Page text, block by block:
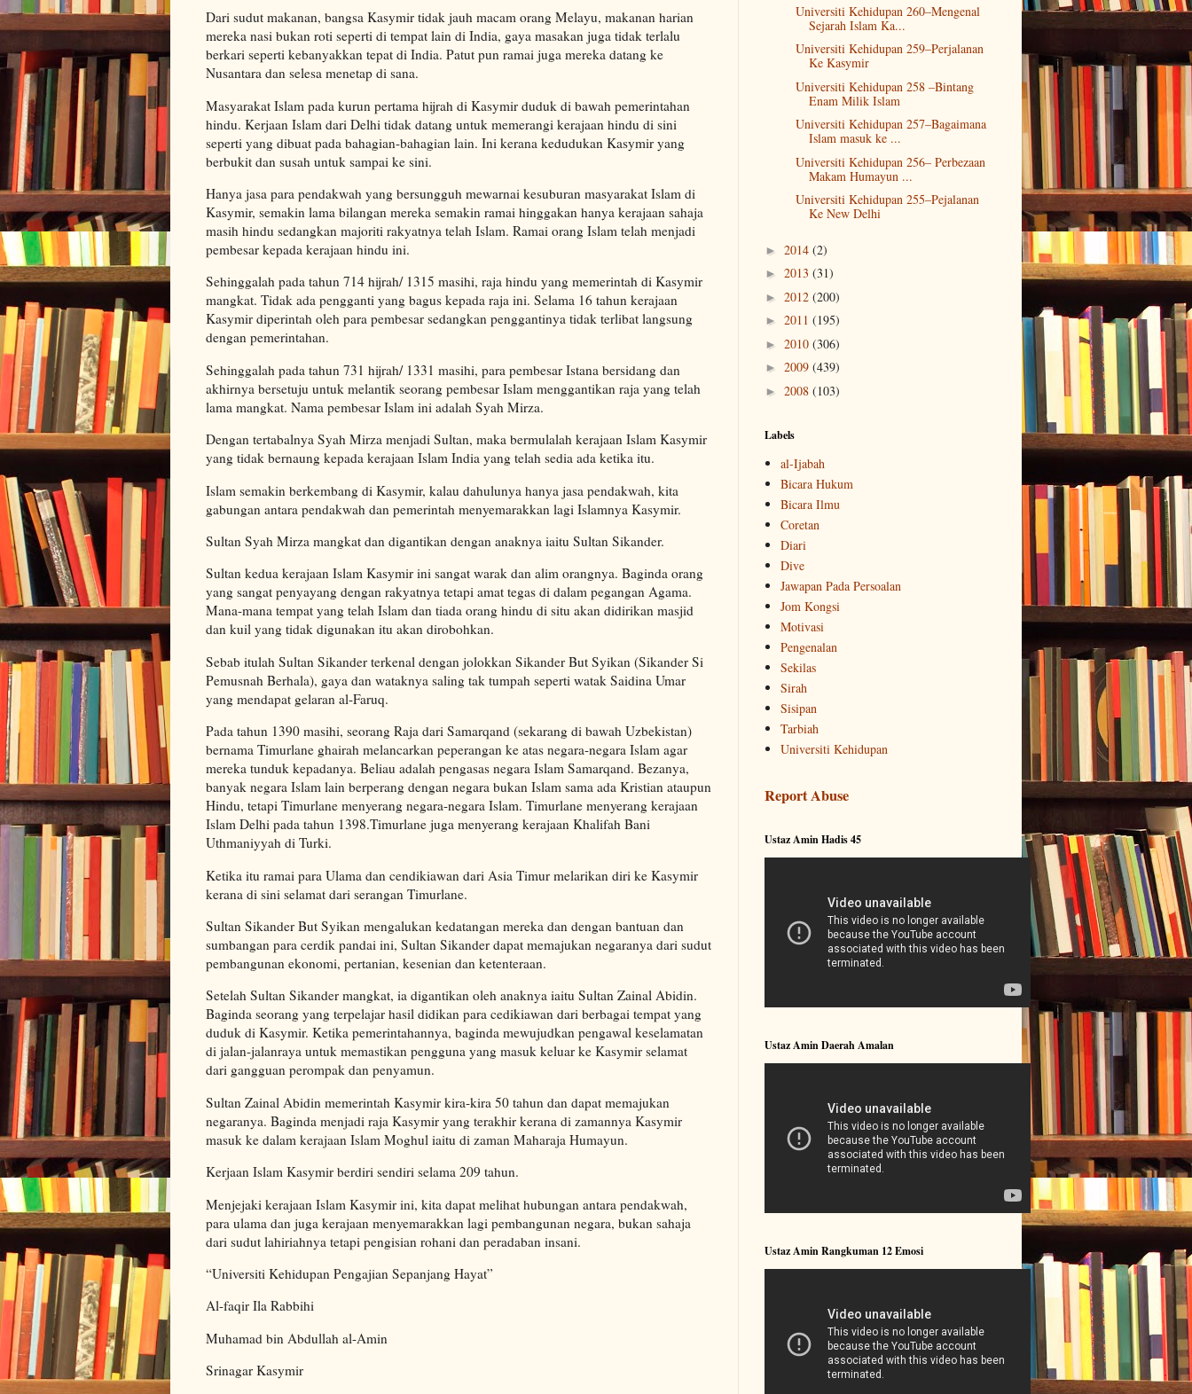
Dari sudut makanan, bangsa Kasymir tidak jauh macam orang Melayu, makanan harian
mereka nasi bukan roti seperti di tempat lain di India, gaya masakan juga tidak terlalu
berkari seperti kebanyakkan tepat di India. Patut pun ramai juga mereka datang ke
Nusantara dan selesa menetap di sana.
Masyarakat Islam pada kurun pertama hijrah di Kasymir duduk di bawah pemerintahan
hindu. Kerjaan Islam dari Delhi tidak datang untuk memerangi kerajaan hindu di sini
seperti yang dibuat pada bahagian-bahagian lain. Ini kerana kedudukan Kasymir yang
berbukit dan susah untuk sampai ke sini.
Hanya jasa para pendakwah yang bersungguh mewarnai kesuburan masyarakat Islam di
Kasymir, semakin lama bilangan mereka semakin ramai hinggakan hanya kerajaan sahaja
masih hindu sedangkan majoriti rakyatnya telah Islam. Ramai orang Islam telah menjadi
pembesar kepada kerajaan hindu ini.
Sehinggalah pada tahun 714 hijrah/ 1315 masihi, raja hindu yang memerintah di Kasymir
mangkat. Tidak ada pengganti yang bagus kepada raja ini. Selama 16 tahun kerajaan
Kasymir diperintah oleh para pembesar sedangkan penggantinya tidak terlibat langsung
dengan pemerintahan.
Sehinggalah pada tahun 731 hijrah/ 1331 masihi, para pembesar Istana bersidang dan
akhirnya bersetuju untuk melantik seorang pembesar Islam menggantikan raja yang telah
lama mangkat. Nama pembesar Islam ini adalah Syah Mirza.
Dengan tertabalnya Syah Mirza menjadi Sultan, maka bermulalah kerajaan Islam Kasymir
yang tidak bernaung kepada kerajaan Islam India yang telah sedia ada ketika itu.
Islam semakin berkembang di Kasymir, kalau dahulunya hanya jasa pendakwah, kita
gabungan antara pendakwah dan pemerintah menyemarakkan lagi Islamnya Kasymir.
Sultan Syah Mirza mangkat dan digantikan dengan anaknya iaitu Sultan Sikander.
Sultan kedua kerajaan Islam Kasymir ini sangat warak dan alim orangnya. Baginda orang
yang sangat penyayang dengan rakyatnya tetapi amat tegas di dalam pegangan Agama.
Mana-mana tempat yang telah Islam dan tiada orang hindu di situ akan didirikan masjid
dan kuil yang tidak digunakan itu akan dirobohkan.
Sebab itulah Sultan Sikander terkenal dengan jolokkan Sikander But Syikan (Sikander Si
Pemusnah Berhala), gaya dan wataknya saling tak tumpah seperti watak Saidina Umar
yang mendapat gelaran al-Faruq.
Pada tahun 1390 masihi, seorang Raja dari Samarqand (sekarang di bawah Uzbekistan)
bernama Timurlane ghairah melancarkan peperangan ke atas negara-negara Islam agar
mereka tunduk kepadanya. Beliau adalah pengasas negara Islam Samarqand. Bezanya,
banyak negara Islam lain berperang dengan negara bukan Islam sama ada Kristian ataupun
Hindu, tetapi Timurlane menyerang negara-negara Islam. Timurlane menyerang kerajaan
Islam Delhi pada tahun 1398.Timurlane juga menyerang kerajaan Khalifah Bani
Uthmaniyyah di Turki.
Ketika itu ramai para Ulama dan cendikiawan dari Asia Timur melarikan diri ke Kasymir
kerana di sini selamat dari serangan Timurlane.
Sultan Sikander But Syikan mengalukan kedatangan mereka dan dengan bantuan dan
sumbangan para cerdik pandai ini, Sultan Sikander dapat memajukan negaranya dari sudut
pembangunan ekonomi, pertanian, kesenian dan ketenteraan.
Setelah Sultan Sikander mangkat, ia digantikan oleh anaknya iaitu Sultan Zainal Abidin.
Baginda seorang yang terpelajar hasil didikan para cedikiawan dari berbagai tempat yang
duduk di Kasymir. Ketika pemerintahannya, baginda mewujudkan pengawal keselamatan
di jalan-jalanraya untuk memastikan pengguna yang masuk keluar ke Kasymir selamat
dari gangguan perompak dan penyamun.
Sultan Zainal Abidin memerintah Kasymir kira-kira 50 tahun dan dapat memajukan
negaranya. Baginda menjadi raja Kasymir yang terakhir kerana di zamannya Kasymir
masuk ke dalam kerajaan Islam Moghul iaitu di zaman Maharaja Humayun.
Kerjaan Islam Kasymir berdiri sendiri selama 209 tahun.
Menjejaki kerajaan Islam Kasymir ini, kita dapat melihat hubungan antara pendakwah,
para ulama dan juga kerajaan menyemarakkan lagi pembangunan negara, bukan sahaja
dari sudut lahiriahnya tetapi pengisian rohani dan peradaban insani.
“Universiti Kehidupan Pengajian Sepanjang Hayat”
Al-faqir Ila Rabbihi
Muhamad bin Abdullah al-Amin
Srinagar Kasymir
Universiti Kehidupan 260–Mengenal
Sejarah Islam Ka...
Universiti Kehidupan 259–Perjalanan
Ke Kasymir
Universiti Kehidupan 258 –Bintang
Enam Milik Islam
Universiti Kehidupan 257–Bagaimana
Islam masuk ke ...
Universiti Kehidupan 256– Perbezaan
Makam Humayun ...
Universiti Kehidupan 255–Pejalanan
Ke New Delhi
► 2014 (2)
► 2013 (31)
► 2012 (200)
► 2011 (195)
► 2010 (306)
► 2009 (439)
► 2008 (103)
Labels
al-Ijabah
Bicara Hukum
Bicara Ilmu
Coretan
Diari
Dive
Jawapan Pada Persoalan
Jom Kongsi
Motivasi
Pengenalan
Sekilas
Sirah
Sisipan
Tarbiah
Universiti Kehidupan
Report Abuse
Ustaz Amin Hadis 45
Ustaz Amin Daerah Amalan
Ustaz Amin Rangkuman 12 Emosi